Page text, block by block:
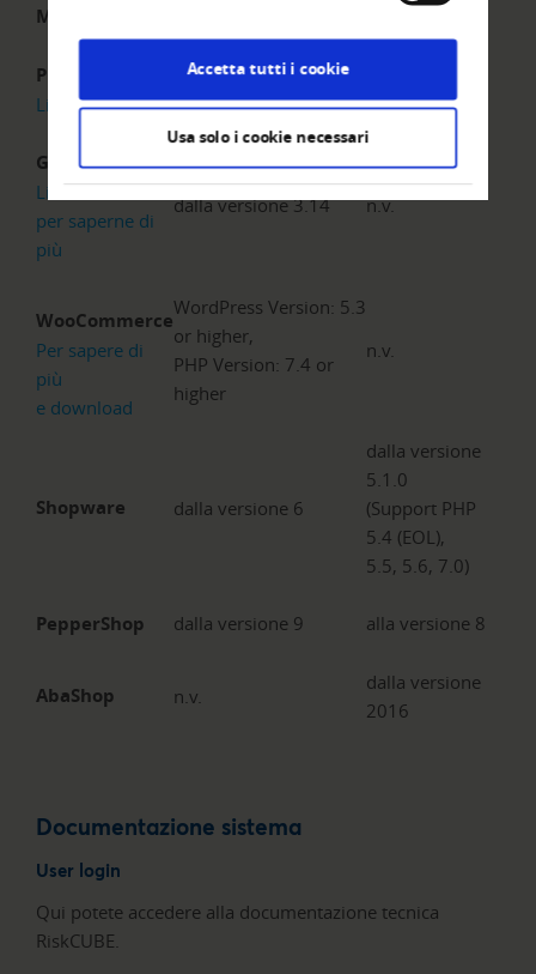
Accetta tutti i cookie
Usa solo i cookie necessari
Magento
Prestashop
Link al ordine
Gambio
Link al ordine
per saperne di
più
dalla versione 3.14 n.v.
WooCommerce
Per sapere di
più
e download
WordPress Version: 5.3
or higher,
PHP Version: 7.4 or
higher
n.v.
Shopware dalla versione 6
dalla versione
5.1.0
(Support PHP
5.4 (EOL),
5.5, 5.6, 7.0)
PepperShop dalla versione 9 alla versione 8
AbaShop n.v.
dalla versione
2016
Documentazione sistema
User login
Qui potete accedere alla documentazione tecnica
RiskCUBE.